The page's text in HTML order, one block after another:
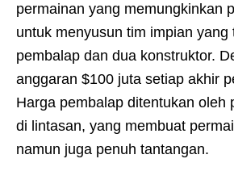
permainan yang memungkinkan
untuk menyusun tim impian yang
pembalap dan dua konstruktor.
anggaran $100 juta setiap akhir
Harga pembalap ditentukan oleh
di lintasan, yang membuat
namun juga penuh tantangan.